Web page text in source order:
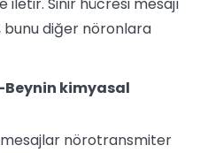
bunu diğer nöronlara
kimyasal
nörotransmiter